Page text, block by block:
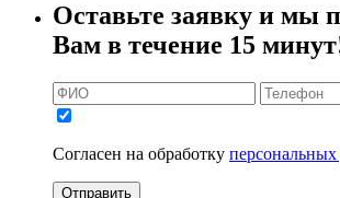
Оставьте заявку и мы
Вам в течение 15
Согласен на обработку
Отправить